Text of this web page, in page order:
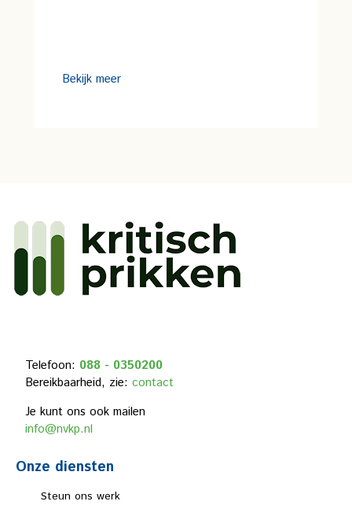
Bekijk meer
Telefoon: 088 - 0350200
Bereikbaarheid, zie: contact
Je kunt ons ook mailen
info@nvkp.nl
Onze diensten
Steun ons werk